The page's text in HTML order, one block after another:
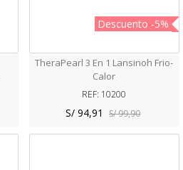
Descuento -5%
TheraPearl 3 En 1 Lansinoh Frio-
Calor
REF: 10200
S/ 94,91 S/ 99,90